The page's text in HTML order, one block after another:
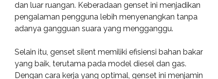
dan luar ruangan. Keberadaan genset ini menjadikan
pengalaman pengguna lebih menyenangkan tanpa
adanya gangguan suara yang mengganggu.
Selain itu, genset silent memiliki efisiensi bahan bakar
yang baik, terutama pada model diesel dan gas.
Dengan cara kerja yang optimal, genset ini menjamin